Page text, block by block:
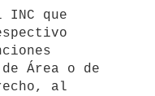
Área o de
al